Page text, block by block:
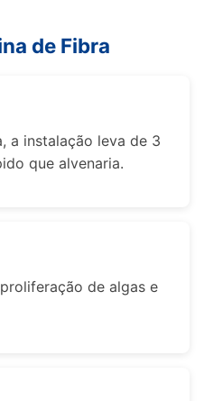
de Fibra
a instalação leva de 3
que alvenaria.
de algas e